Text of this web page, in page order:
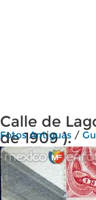
Calle de
de 1909 ).
Fotos Antiguas /